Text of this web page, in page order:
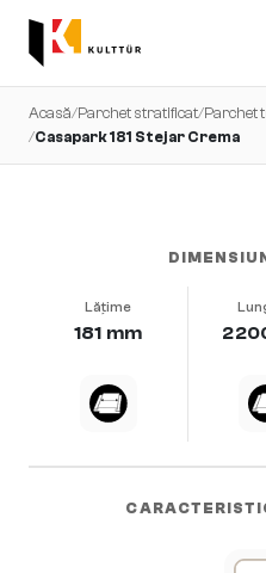
Acasă/Parchet stratificat/Parchet
/Casapark 181 Stejar Crema
Lățime
181 mm